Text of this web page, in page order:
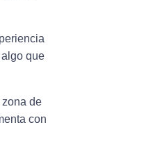
que
de
con